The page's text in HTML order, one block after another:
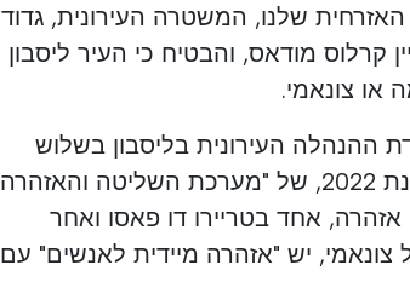
שלנו, המשטרה העירונית, גדוד
קרלוס מודאס, והבטיח כי העיר ליסבון
או צונאמי.
העירונית בליסבון בשלוש
השנים האחרונות, החל מהשקת, בשנת 2022, של "מערכת השליטה והאזהרה
אחד בטריירו דו פאסו ואחר
יש "אזהרה מיידית לאנשים" עם